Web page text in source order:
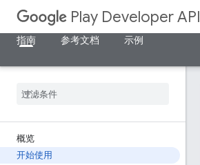
Play Developer API
指南
参考文档 示例
概览
开始使用